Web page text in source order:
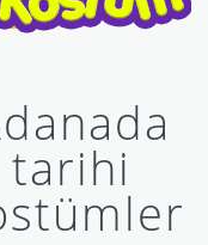
tarihi